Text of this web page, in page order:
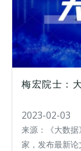
梅宏院士：
2023-02-03
来源：《大数
家，发布最新